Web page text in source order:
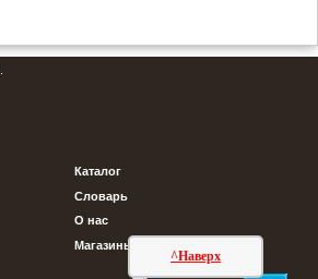
^Наверх
Каталог
Словарь
О нас
Магазины